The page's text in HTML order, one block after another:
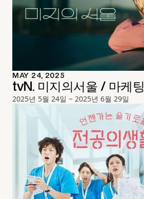
MAY 24, 2025
tvN. 미지의서울 / 마케팅
2025년 5월 24일 ~ 2025년 6월 29일